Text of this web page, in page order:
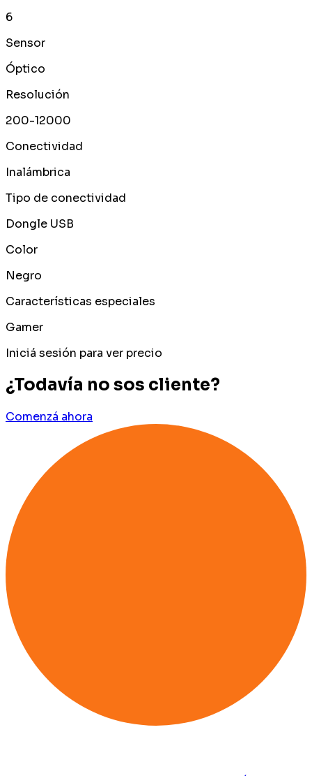
6
Sensor
Óptico
Resolución
200-12000
Conectividad
Inalámbrica
Tipo de conectividad
Dongle USB
Color
Negro
Características especiales
Gamer
Iniciá sesión para ver precio
¿Todavía no sos cliente?
Comenzá ahora